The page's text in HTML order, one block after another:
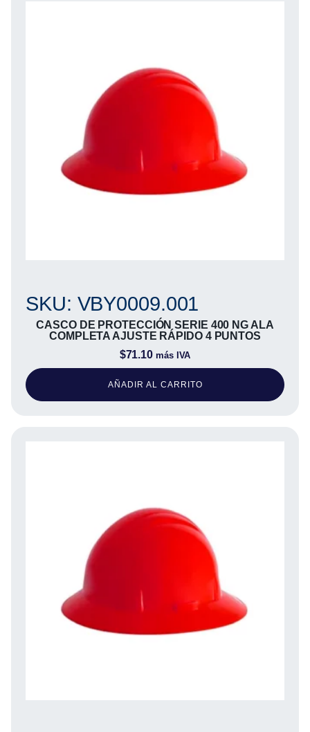
SKU: VBY0009.001
CASCO DE PROTECCIÓN SERIE 400 NG ALA
COMPLETA AJUSTE RÁPIDO 4 PUNTOS
$71.10 más IVA
AÑADIR AL CARRITO